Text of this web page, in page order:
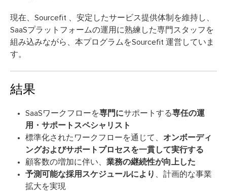
現在、Sourcefit 、安定したサービス提供体制を維持し、
SaaSプラットフォームの運用に熟練した専門スタッフを
組み込みながら、本プログラムをSourcefit 運営していま
す。
結果
SaaSワークフローを専門にサポートする専任の運
用・サポートスペシャリスト
標準化されたワークフローを通じて、 オンボーディ
ングおよびサポートプロセスを一貫して実行する
顧客数の増加に伴い、 業務の継続性が向上した
予測可能な採用スケジュールにより
、計画的な事業
拡大を実現